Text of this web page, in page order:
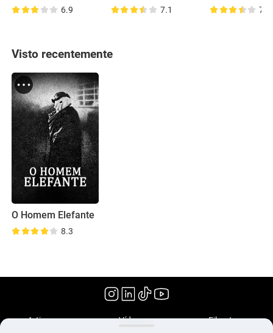
6.9 7.1 7.2
Visto recentemente
O Homem Elefante
8.3
(1980)
Artigos Vídeos Filmoteca